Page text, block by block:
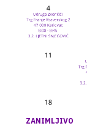
ZANIMLJIVO